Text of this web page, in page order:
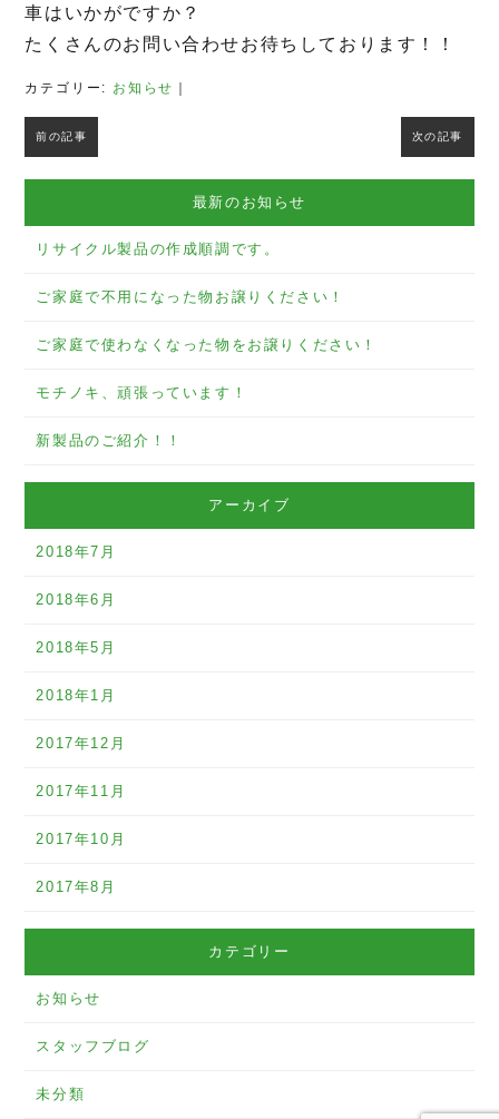
車はいかがですか？
たくさんのお問い合わせお待ちしております！！
カテゴリー: お知らせ
前の記事 次の記事
最新のお知らせ
リサイクル製品の作成順調です。
ご家庭で不用になった物お譲りください！
ご家庭で使わなくなった物をお譲りください！
モチノキ、頑張っています！
新製品のご紹介！！
アーカイブ
2018年7月
2018年6月
2018年5月
2018年1月
2017年12月
2017年11月
2017年10月
2017年8月
カテゴリー
お知らせ
スタッフブログ
未分類